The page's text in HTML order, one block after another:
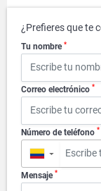
¿Prefieres que te
Tu nombre *
Correo electrónico *
Número de teléfono *
▼
Mensaje *